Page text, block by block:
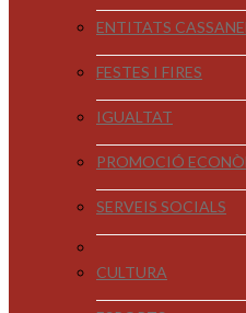
ENTITATS
FESTES I FIRES
IGUALTAT
PROMOCIÓ
SERVEIS SOCIALS
CULTURA